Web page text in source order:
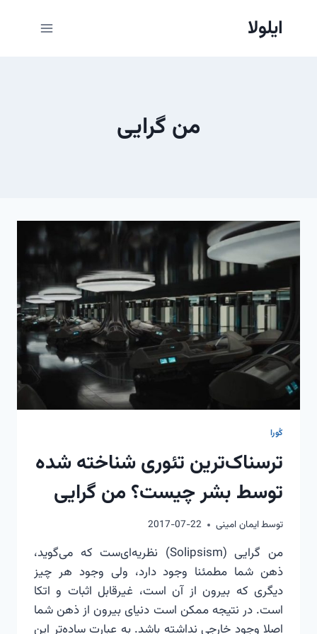
ایلولا
من گرایی
کُورا
ترسناک‌ترین تئوری شناخته شده
توسط بشر چیست؟ من گرایی
توسطایمان امینی 2017-07-22
من گرایی (Solipsism) نظریه‌ای‌ست که می‌گوید،
ذهن شما مطمئنا وجود دارد، ولی وجود هر چیز
دیگری که بیرون از آن است، غیرقابل اثبات و اتکا
است. در نتیجه ممکن است دنیای بیرون از ذهن شما
اصلا وجود خارجی نداشته باشد. به عبارت ساده‌تر این